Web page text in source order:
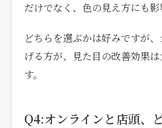
だけでなく、色の見え方にも影
どちらを選ぶかは好みですが
げる方が、見た目の改善効果
す。
Q4:オンラインと店頭、